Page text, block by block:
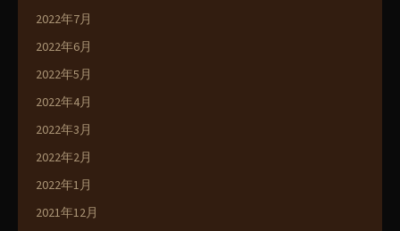
2022年7月
2022年6月
2022年5月
2022年4月
2022年3月
2022年2月
2022年1月
2021年12月